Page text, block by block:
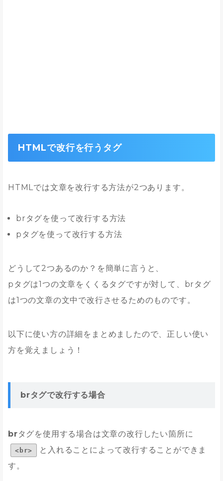
HTMLで改行を行うタグ
HTMLでは文章を改行する方法が2つあります。
brタグを使って改行する方法
pタグを使って改行する方法
どうして2つあるのか？を簡単に言うと、
pタグは1つの文章をくくるタグですが対して、brタグ
は1つの文章の文中で改行させるためのものです。
以下に使い方の詳細をまとめましたので、正しい使い
方を覚えましょう！
brタグで改行する場合
brタグを使用する場合は文章の改行したい箇所に
<br>
と入れることによって改行することができま
す。